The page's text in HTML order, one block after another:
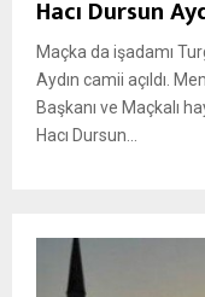
Hacı Dursun
Maçka da işadamı
Aydın camii açıldı.
Başkanı ve Maçkalı
Hacı Dursun...